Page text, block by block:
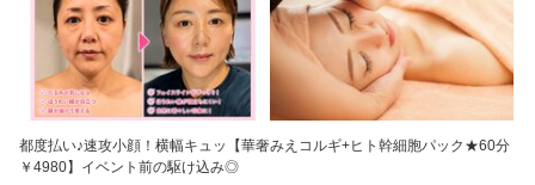
都度払い♪速攻小顔！横幅キュッ【華奢みえコルギ+ヒト幹細胞パック★60分
￥4980】イベント前の駆け込み◎